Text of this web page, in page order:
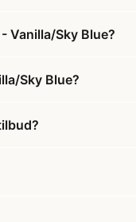
Vanilla/Sky Blue?
Sky Blue?